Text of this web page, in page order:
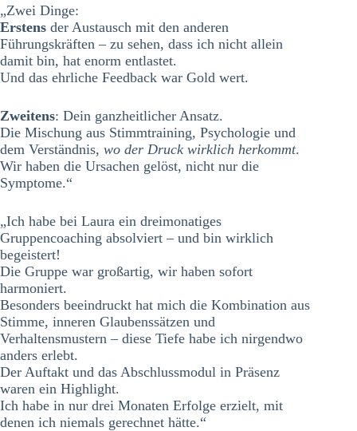
„Zwei Dinge:
Erstens der Austausch mit den anderen
Führungskräften – zu sehen, dass ich nicht allein
damit bin, hat enorm entlastet.
Und das ehrliche Feedback war Gold wert.
Zweitens: Dein ganzheitlicher Ansatz.
Die Mischung aus Stimmtraining, Psychologie und
dem Verständnis, wo der Druck wirklich herkommt.
Wir haben die Ursachen gelöst, nicht nur die
Symptome.“
„Ich habe bei Laura ein dreimonatiges
Gruppencoaching absolviert – und bin wirklich
begeistert!
Die Gruppe war großartig, wir haben sofort
harmoniert.
Besonders beeindruckt hat mich die Kombination aus
Stimme, inneren Glaubenssätzen und
Verhaltensmustern – diese Tiefe habe ich nirgendwo
anders erlebt.
Der Auftakt und das Abschlussmodul in Präsenz
waren ein Highlight.
Ich habe in nur drei Monaten Erfolge erzielt, mit
denen ich niemals gerechnet hätte.“